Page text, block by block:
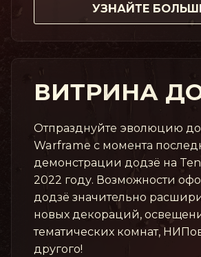
УЗНАЙТЕ
ВИТРИНА
Отпразднуйте эволюцию
Warframe с момента
демонстрации додзё на
2022 году. Возможности
додзё значительно
новых декораций,
тематических комнат,
другого!